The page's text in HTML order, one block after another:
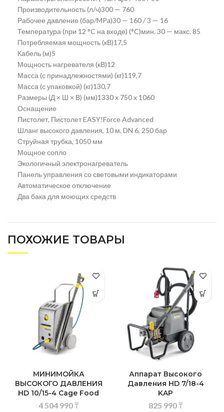
Производительность (л/ч)300 — 760
Рабочее давление (бар/MPa)30 — 160 / 3 — 16
Температура (при 12 °C на входе) (°C)мин. 30 — макс. 85
Потребляемая мощность (кВ)17,5
Кабель (м)5
Мощность нагревателя (кВ)12
Масса (с принадлежностями) (кг)119,7
Масса (с упаковкой) (кг)130,7
Размеры (Д × Ш × В) (мм)1330 x 750 x 1060
Оснащение
Пистолет, Пистолет EASY!Force Advanced
Шланг высокого давления, 10 м, DN 6, 250 бар
Струйная трубка, 1050 мм
Мощное сопло
Экологичный электронагреватель
Панель управления со световыми индикаторами
Автоматическое отключение
Два бака для моющих средств
ПОХОЖИЕ ТОВАРЫ
МИНИМОЙКА
ВЫСОКОГО ДАВЛЕНИЯ
HD 10/15-4 Cage Food
4 504 990₸
Аппарат Высокого
Давления HD 7/18-4
KAP
825 990₸